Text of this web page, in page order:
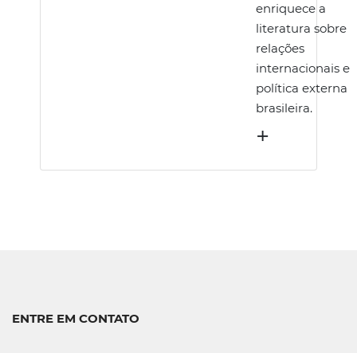
enriquece a
literatura sobre
relações
internacionais e
política externa
brasileira.
+
ENTRE EM CONTATO